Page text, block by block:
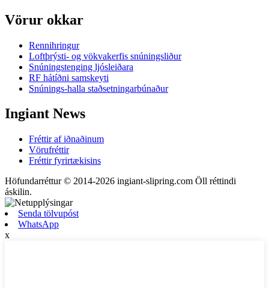
Vörur okkar
Rennihringur
Loftþrýsti- og vökvakerfis snúningsliður
Snúningstenging ljósleiðara
RF hátíðni samskeyti
Snúnings-halla staðsetningarbúnaður
Ingiant News
Fréttir af iðnaðinum
Vörufréttir
Fréttir fyrirtækisins
Höfundarréttur © 2014-2026 ingiant-slipring.com Öll réttindi
áskilin.
Senda tölvupóst
WhatsApp
x